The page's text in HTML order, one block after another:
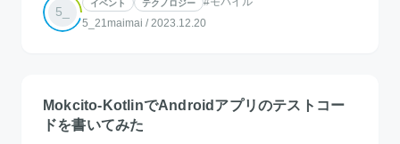
5_
イベント テクノロジー
5_21maimai / 2023.12.20
Mokcito-KotlinでAndroidアプリのテストコー
ドを書いてみた